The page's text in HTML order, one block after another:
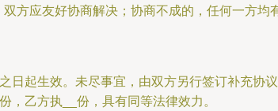
方应友好协商解决；协商不成的，任何一方均
日起生效。未尽事宜，由双方另行签订补充协议
份，乙方执__份，具有同等法律效力。